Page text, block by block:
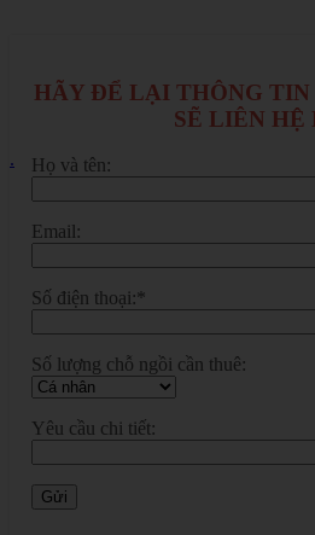
.
HÃY ĐỂ LẠI THÔNG TIN
SẼ LIÊN HỆ
Họ và tên:
Email:
Số điện thoại:*
Số lượng chỗ ngồi cần thuê:
Yêu cầu chi tiết: